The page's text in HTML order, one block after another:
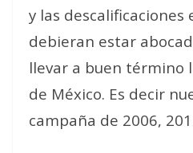
y las descalificaciones
debieran estar
llevar a buen término
de México. Es decir
campaña de 2006,